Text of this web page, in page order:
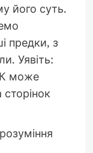
його суть.
предки, з
Уявіть:
може